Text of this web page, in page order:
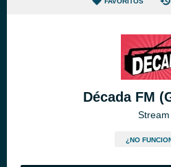
Década FM
Stream
¿NO